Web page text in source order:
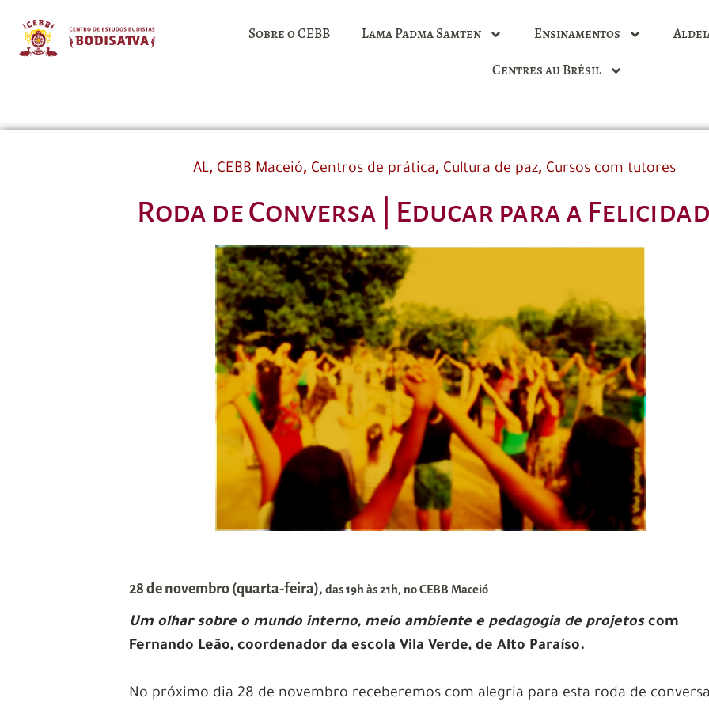
Sobre o CEBB Lama Padma Samten Ensinamentos
Centres au Brésil
AL, CEBB Maceió, Centros de prática, Cultura de paz, Cursos com tutores
Roda de Conversa | Educar para a
28 de novembro (quarta-feira),das 19h às 21h, no CEBB Maceió
Um olhar sobre o mundo interno, meio ambiente e pedagogia de projetoscom
Fernando Leão, coordenador da escola Vila Verde, de Alto Paraíso.
No próximo dia 28 de novembro receberemos com alegria para esta roda de